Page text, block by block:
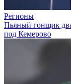
Регионы
Пьяный гонщик
под Кемерово